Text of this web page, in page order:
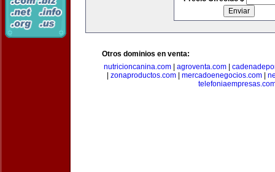
Otros dominios en venta:
nutricioncanina.com| agroventa.com|
zonaproductos.com mercadoenegocios.com